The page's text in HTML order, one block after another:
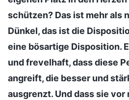
schützen? Das ist mehr als
Dünkel, das ist die
eine bösartige Disposition.
und frevelhaft, dass diese
angreift, die besser und
ausgrenzt. Und dass sie vor